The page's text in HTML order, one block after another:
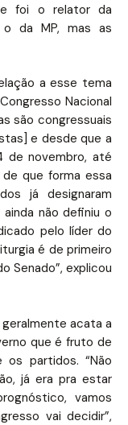
foi o relator da
o da MP, mas as
a esse tema
Nacional
são congressuais
e desde que a
de novembro, até
que forma essa
já designaram
não definiu o
pelo líder do
é de primeiro
Senado”, explicou
acata a
que é fruto de
partidos. “Não
já era pra estar
vamos
vai decidir”,